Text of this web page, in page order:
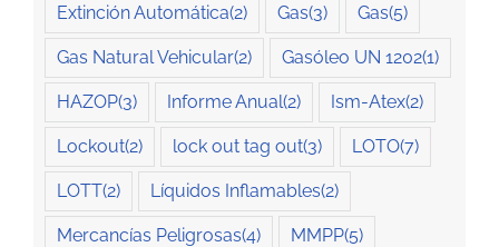
Extinción Automática(2) Gas(3) Gas(5)
Gas Natural Vehicular(2) Gasóleo UN 1202(1)
HAZOP(3) Informe Anual(2) Ism-Atex(2)
Lockout(2) lock out tag out(3) LOTO(7)
LOTT(2) Líquidos Inflamables(2)
Mercancías Peligrosas(4) MMPP(5)